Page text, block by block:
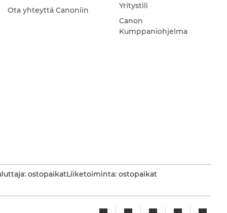
Ota yhteyttä Canoniin
Yritystili
Canon
Kumppaniohjelma
ostopaikatLiiketoiminta: ostopaikat